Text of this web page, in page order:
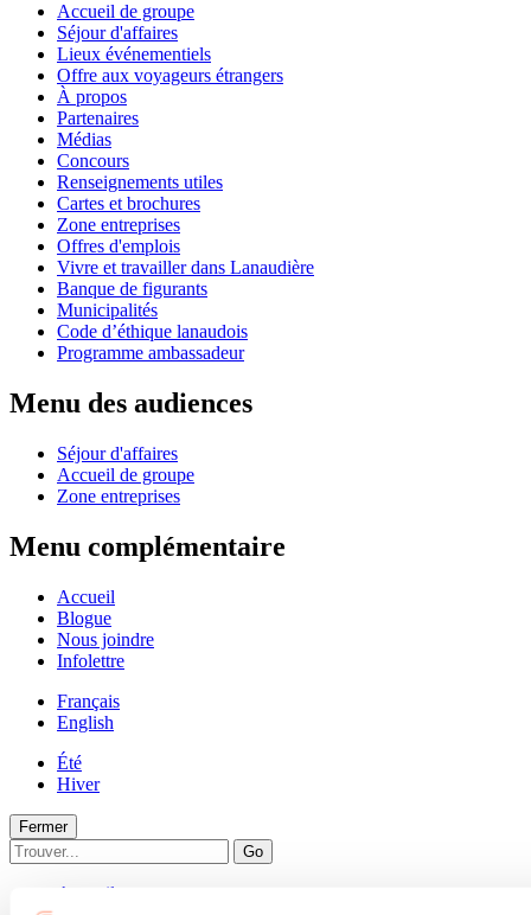
Accueil de groupe
Séjour d'affaires
Lieux événementiels
Offre aux voyageurs étrangers
À propos
Partenaires
Médias
Concours
Renseignements utiles
Cartes et brochures
Zone entreprises
Offres d'emplois
Vivre et travailler dans Lanaudière
Banque de figurants
Municipalités
Code d’éthique lanaudois
Programme ambassadeur
Menu des audiences
Séjour d'affaires
Accueil de groupe
Zone entreprises
Menu complémentaire
Accueil
Blogue
Nous joindre
Infolettre
Français
English
Été
Hiver
Fermer
Go
Accueil